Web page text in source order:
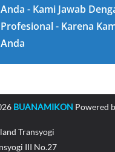
Anda - Kami Jawab
Profesional - Karena
Anda
BUANAMIKON Powered
Transyogi
III No.27